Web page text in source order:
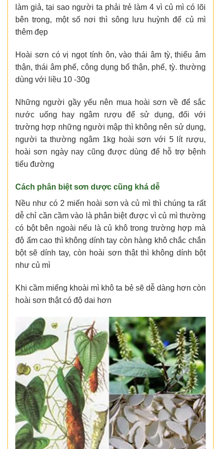
làm giả, tại sao người ta phải trẻ làm 4 vì củ mì có lõi
bên trong, một số nơi thì sông lưu huỳnh để củ mì
thêm đẹp
Hoài sơn có vị ngọt tính ôn, vào thái âm tỳ, thiếu âm
thận, thái âm phế, công dụng bổ thận, phế, tỳ. thường
dùng với liều 10 -30g
Những người gầy yếu nên mua hoài sơn về để sắc
nước uống hay ngâm rượu để sử dụng, đối với
trường hợp những người mập thì không nên sử dụng,
người ta thường ngâm 1kg hoài sơn với 5 lít rượu,
hoài sơn ngày nay cũng được dùng để hỗ trợ bệnh
tiểu đường
Cách phân biệt sơn dược cũng khá dễ
Nều như có 2 miến hoài sơn và củ mì thì chúng ta rất
dễ chỉ cần cầm vào là phân biệt được vì củ mì thường
có bột bên ngoài nếu là củ khô trong trường hợp mà
độ ẩm cao thì không dính tay còn hàng khô chắc chắn
bột sẽ dính tay, còn hoài sơn thật thì không dính bột
như củ mì
Khi cầm miếng khoài mì khô ta bẻ sẽ dễ dàng hơn còn
hoài sơn thật có độ dai hơn